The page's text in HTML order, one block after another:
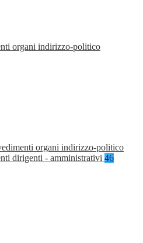
organi indirizzo-politico
organi indirizzo-politico
dirigenti - amministrativi 46